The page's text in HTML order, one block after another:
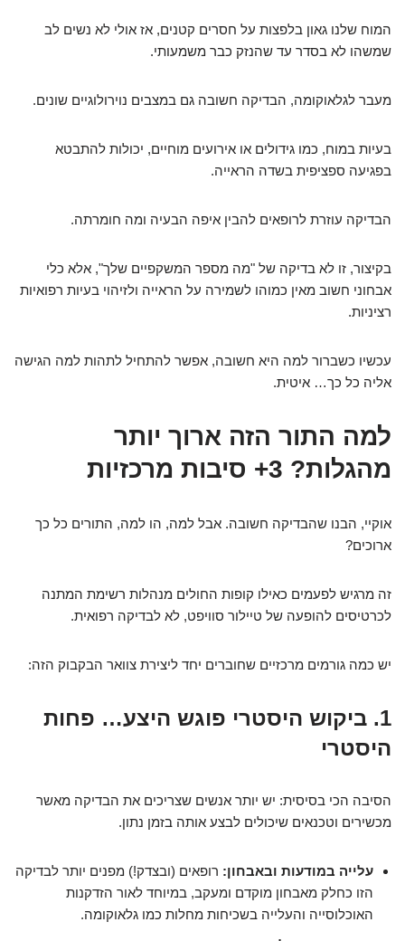
המוח שלנו גאון בלפצות על חסרים קטנים, אז אולי לא נשים לב
שמשהו לא בסדר עד שהנזק כבר משמעותי.
מעבר לגלאוקומה, הבדיקה חשובה גם במצבים נוירולוגיים שונים.
בעיות במוח, כמו גידולים או אירועים מוחיים, יכולות להתבטא
בפגיעה ספציפית בשדה הראייה.
הבדיקה עוזרת לרופאים להבין איפה הבעיה ומה חומרתה.
בקיצור, זו לא בדיקה של "מה מספר המשקפיים שלך", אלא כלי
אבחוני חשוב מאין כמוהו לשמירה על הראייה ולזיהוי בעיות רפואיות
רציניות.
עכשיו כשברור למה היא חשובה, אפשר להתחיל לתהות למה הגישה
אליה כל כך… איטית.
למה התור הזה ארוך יותר
מהגלות? 3+ סיבות מרכזיות
אוקיי, הבנו שהבדיקה חשובה. אבל למה, הו למה, התורים כל כך
ארוכים?
זה מרגיש לפעמים כאילו קופות החולים מנהלות רשימת המתנה
לכרטיסים להופעה של טיילור סוויפט, לא לבדיקה רפואית.
יש כמה גורמים מרכזיים שחוברים יחד ליצירת צוואר הבקבוק הזה:
1. ביקוש היסטרי פוגש היצע… פחות
היסטרי
הסיבה הכי בסיסית: יש יותר אנשים שצריכים את הבדיקה מאשר
מכשירים וטכנאים שיכולים לבצע אותה בזמן נתון.
עלייה במודעות ובאבחון: רופאים (ובצדק!) מפנים יותר לבדיקה
הזו כחלק מאבחון מוקדם ומעקב, במיוחד לאור הזדקנות
האוכלוסייה והעלייה בשכיחות מחלות כמו גלאוקומה.